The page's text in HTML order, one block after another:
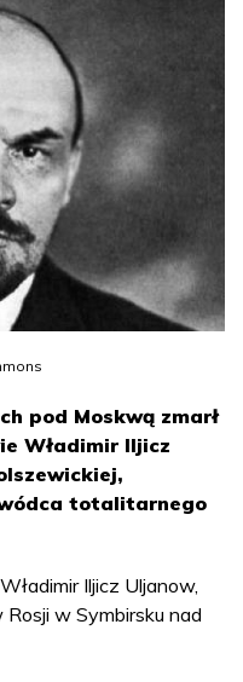
pod Moskwą zmarł
Władimir Iljicz
totalitarnego
Iljicz Uljanow,
w Symbirsku nad